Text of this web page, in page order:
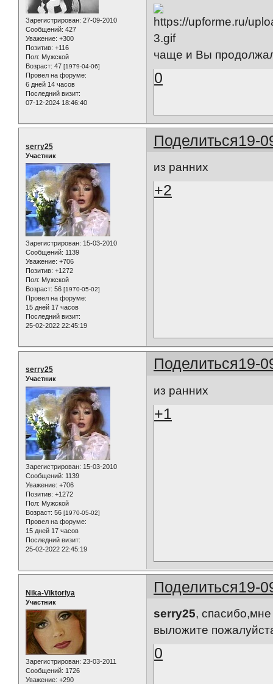
Зарегистрирован: 27-09-2010
Сообщений: 427
Уважение: +300
Позитив: +116
Пол: Мужской
Возраст: 47 [1979-04-06]
Провел на форуме:
6 дней 14 часов
Последний визит:
07-12-2024 18:46:40
чаще и Вы
0
Поделиться19-
serry25
Участник
Зарегистрирован: 15-03-2010
Сообщений: 1139
Уважение: +706
Позитив: +1272
Пол: Мужской
Возраст: 56 [1970-05-02]
Провел на форуме:
15 дней 17 часов
Последний визит:
25-02-2022 22:45:19
из ранних
+2
Поделиться19-
serry25
Участник
Зарегистрирован: 15-03-2010
Сообщений: 1139
Уважение: +706
Позитив: +1272
Пол: Мужской
Возраст: 56 [1970-05-02]
Провел на форуме:
15 дней 17 часов
Последний визит:
25-02-2022 22:45:19
из ранних
+1
Поделиться19-
Nika-Viktoriya
Участник
Зарегистрирован: 23-03-2011
Сообщений: 1726
Уважение: +290
serry25,
выложите
0